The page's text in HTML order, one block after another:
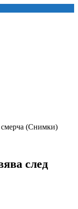
смерча (Снимки)
след